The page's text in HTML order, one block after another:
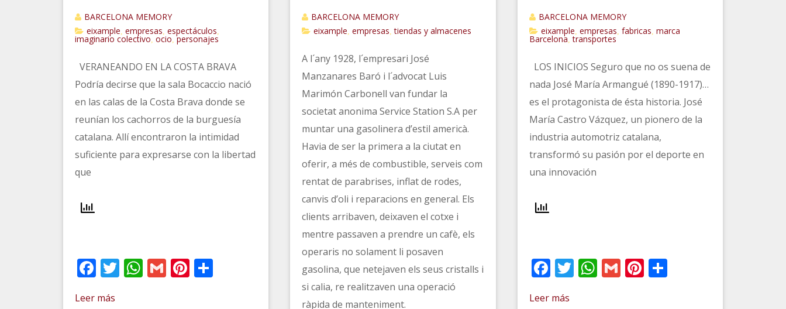
BARCELONA MEMORY
eixample empresas espectáculos
imaginario colectivo ocio ,personajes
VERANEANDO EN LA COSTA BRAVA
Podría decirse que la sala Bocaccio nació
en las calas de la Costa Brava donde se
reunían los cachorros de la burguesía
catalana. Allí encontraron la intimidad
suficiente para expresarse con la libertad
que
Facebook
Twitter
WhatsApp
GmailPinterest
Compartir
Leer más
BARCELONA MEMORY
eixample ,empresas ,tiendas y almacenes
A l´any 1928, l´empresari José
Manzanares Baró i l´advocat Luis
Marimón Carbonell van fundar la
societat anonima Service Station S.A per
muntar una gasolinera d’estil americà.
Havia de ser la primera a la ciutat en
oferir, a més de combustible, serveis com
rentat de parabrises, inflat de rodes,
canvis d’oli i reparacions en general. Els
clients arribaven, deixaven el cotxe i
mentre passaven a prendre un cafè, els
operaris no solament li posaven
gasolina, que netejaven els seus cristalls i
si calia, re realitzaven una operació
ràpida de manteniment.
BARCELONA MEMORY
eixample empresas fabricas marca
Barcelona ,transportes
LOS INICIOS Seguro que no os suena de
nada José María Armangué (1890-1917)…
es el protagonista de ésta historia. José
María Castro Vázquez, un pionero de la
industria automotriz catalana,
transformó su pasión por el deporte en
una innovación
Facebook
Twitter
WhatsApp
GmailPinterest
Compartir
Leer más